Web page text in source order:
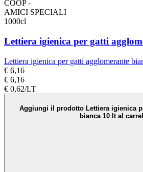
COOP -
AMICI SPECIALI
1000cl
Lettiera igienica per gatti
Lettiera igienica per gatti agglomerante
€ 6,16
€ 6,16
€ 0,62/LT
Aggiungi il prodotto Lettiera igienica
bianca 10 lt al